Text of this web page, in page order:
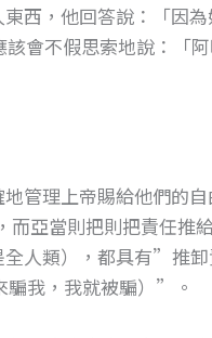
西，他回答說：「因
會不假思索地說：「
管理上帝賜給他們的
亞當則把則把責任推
全人類），都具有”推
我，我就被騙）”。